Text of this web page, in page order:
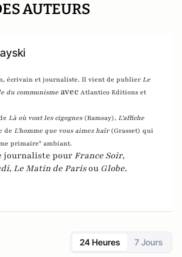
AUTEURS
écrivain et journaliste. Il vient de publier Le
du communisme avec Atlantico Editions et
Là où vont les cigognes (Ramsay), L'affiche
de L'homme que vous aimez haïr (Grasset) qui
primaire" ambiant.
journaliste pour France Soir,
, Le Matin de Parisou Globe.
24 Heures 7 Jours